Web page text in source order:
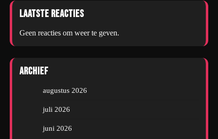
Laatste reacties
Geen reacties om weer te geven.
Archief
augustus 2026
juli 2026
juni 2026